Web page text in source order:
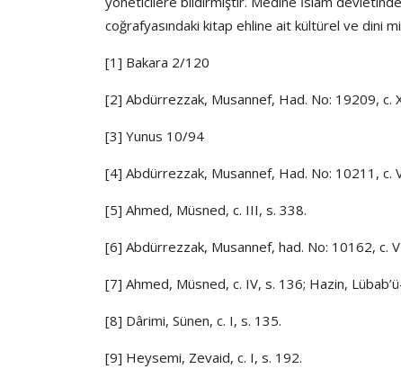
coğrafyasındaki kitap ehline ait kültürel ve dini
[1] Bakara 2/120
[2] Abdürrezzak, Musannef, Had. No: 19209, c.
[3] Yunus 10/94
[4] Abdürrezzak, Musannef, Had. No: 10211, c.
[5] Ahmed, Müsned, c. III, s. 338.
[6] Abdürrezzak, Musannef, had. No: 10162, c.
[7] Ahmed, Müsned, c. IV, s. 136; Hazin,
[8] Dârimi, Sünen, c. I, s. 135.
[9] Heysemi, Zevaid, c. I, s. 192.